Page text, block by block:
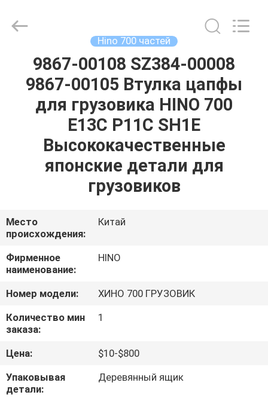
ДОМ
ПРОДУКТЫ
ПУТЕШЕСТВИЕ
ФАБРИКИ
ПРОВЕРКА
КАЧЕСТВА
СВЯЖИТЕСЬ
МЫ
НОВОСТИ
Hino 700 частей
9867-00108 SZ384-00008
9867-00105 Втулка цапфы
для грузовика HINO 700
E13C P11C SH1E
Высококачественные
японские детали для
грузовиков
Место
происхождения:
Китай
Фирменное
наименование:
HINO
Номер модели:
ХИНО 700 ГРУЗОВИК
Количество мин
заказа:
1
Цена:
$10-$800
Упаковывая
детали:
Деревянный ящик